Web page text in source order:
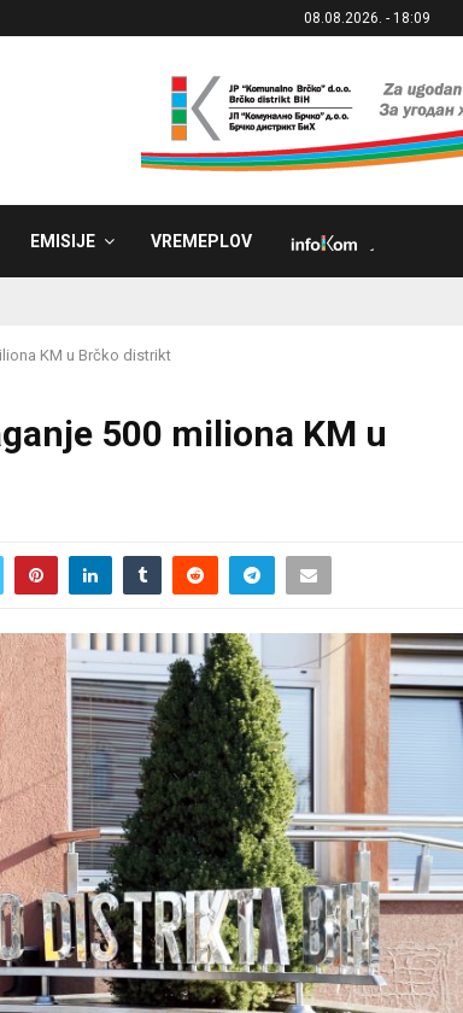
08.08.2026. - 18:09
EMISIJE VREMEPLOV
KM u Brčko distrikt
500 miliona KM u